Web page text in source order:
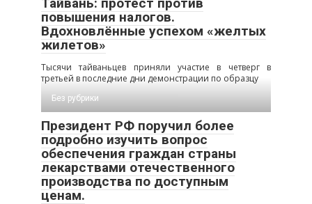
повышения налогов.
Вдохновлённые успехом «желтых
жилетов»
Тысячи тайваньцев приняли участие в четверг в
третьей в последние дни демонстрации по образцу
Без рубрики
Президент РФ поручил более
подробно изучить вопрос
обеспечения граждан страны
лекарствами отечественного
производства по доступным
ценам.